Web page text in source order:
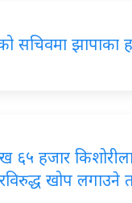
सचिवमा झापाका
६५ हजार
खोप लगाउने